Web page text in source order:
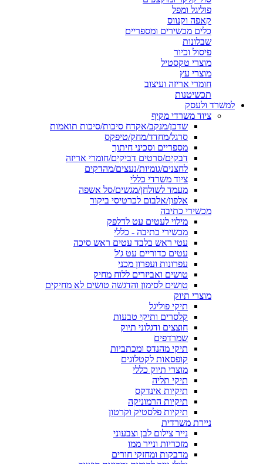
פוליגל ומפל
קאפה וקנווס
כלים מכשירים ומספריים
שבלונות
פיסול וכיור
מוצרי טקסטיל
מוצרי עץ
חומרי אריזה ועיצוב
תכשיטנות
למשרד ולעסק
ציוד משרדי מקיף
שדכן/מנקב/אקדח סיכות/סיכות תואמות
סרגל/מחדד/מחק/טיפקס
מספריים וסכיני חיתוך
דבקים/סרטים דביקים/חומרי אריזה
לחצנים/גומיות/נעצים/מהדקים
ציוד משרדי כללי
מעמד לשולחן/מגשים/סל אשפה
אלפון/אלבום לכרטיסי ביקור
מכשירי כתיבה
מילוי לעטים עט לדלפק
מכשירי כתיבה - כללי
עטי ראש בלבד עטים ראש סיכה
עטים כדוריים עט ג'ל
עפרונות ועפרון מכני
טושים ואביזרים ללוח מחיק
טושים לסימון והדגשה טושים לא מחיקים
מוצרי תיוק
תיקי פוליגל
קלסרים ותיקי טבעות
חוצצים ודגלוני תיוק
שמרדפים
תיקי מהנדס ומכתביות
קופסאות לקטלוגים
מוצרי תיוק כללי
תיקי תליה
תיקיות אינדקס
תיקיות הרמוניקה
תיקיות פלסטיק וקרטון
ניירת משרדית
נייר צילום לבן וצבעוני
מזכריות ונייר ממו
מדבקות ומחזקי חורים